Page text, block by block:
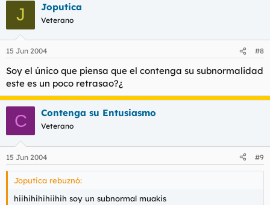
J Joputica
Veterano
15 Jun 2004 #8
Soy el único que piensa que el contenga su subnormalidad
este es un poco retrasao?¿
C Contenga su Entusiasmo
Veterano
15 Jun 2004 #9
Joputica rebuznó:
hiihihihihiihih soy un subnormal muakis